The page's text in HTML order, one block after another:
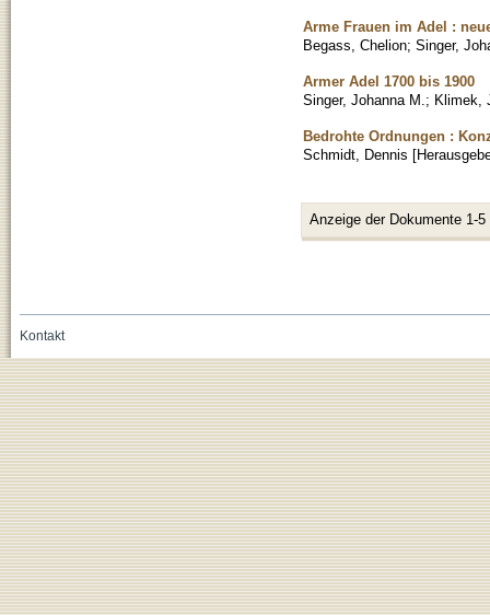
Arme Frauen im Adel :
Begass, Chelion; Singer,
Armer Adel 1700 bis 1900
Singer, Johanna M. ; Klimek,
Bedrohte Ordnungen :
Schmidt, Dennis
Anzeige der Dokumente 1-5
Kontakt